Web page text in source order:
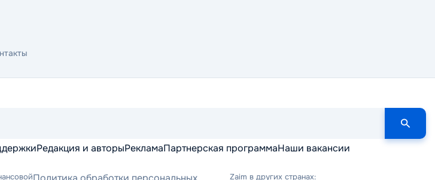
Редакция и авторыРекламаПартнерская программаНаши вакансии
Zaim в других странах: